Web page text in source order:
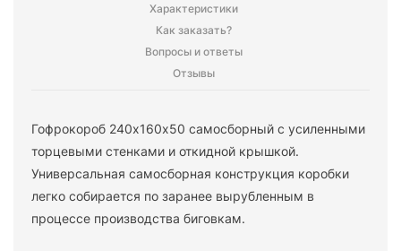
Характеристики
Как заказать?
Вопросы и ответы
Отзывы
Гофрокороб 240х160х50 самосборный с усиленными
торцевыми стенками и откидной крышкой.
Универсальная самосборная конструкция коробки
легко собирается по заранее вырубленным в
процессе производства биговкам.